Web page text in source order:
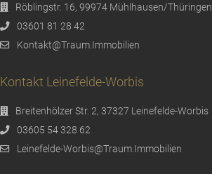
Röblingstr. 16, 99974 Mühlhausen/Thüringen
03601 81 28 42
Kontakt@Traum.Immobilien
Kontakt Leinefelde-Worbis
Breitenhölzer Str. 2, 37327 Leinefelde-Worbis
03605 54 328 62
Leinefelde-Worbis@Traum.Immobilien